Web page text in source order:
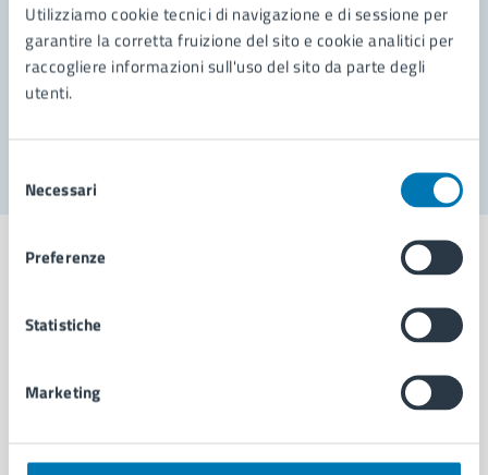
Utilizziamo cookie tecnici di navigazione e di sessione per
garantire la corretta fruizione del sito e cookie analitici per
raccogliere informazioni sull'uso del sito da parte degli
utenti.
delNecessari
Preferenze
Statistiche
Marketing
Prenota appuntamento
Problemi in città
Comune di Napoli
AMMINISTRAZIONE
Organi di governo